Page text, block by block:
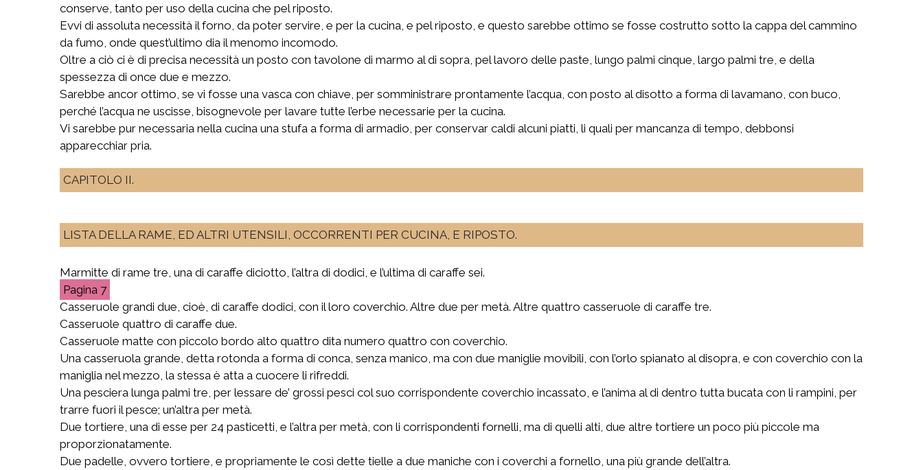
conserve, tanto per uso della cucina che pel riposto.
Evvi di assoluta necessità il forno, da poter servire, e per la cucina, e pel riposto, e questo sarebbe ottimo se fosse costrutto sotto la cappa del cammino
da fumo, onde quest’ultimo dia il menomo incomodo.
Oltre a ciò ci è di precisa necessità un posto con tavolone di marmo al di sopra, pel lavoro delle paste, lungo palmi cinque, largo palmi tre, e della
spessezza di once due e mezzo.
Sarebbe ancor ottimo, se vi fosse una vasca con chiave, per somministrare prontamente l’acqua, con posto al disotto a forma di lavamano, con buco,
perché l’acqua ne uscisse, bisognevole per lavare tutte l’erbe necessarie per la cucina.
Vi sarebbe pur necessaria nella cucina una stufa a forma di armadio, per conservar caldi alcuni piatti, li quali per mancanza di tempo, debbonsi
apparecchiar pria.
CAPITOLO II.
LISTA DELLA RAME, ED ALTRI UTENSILI, OCCORRENTI PER CUCINA, E RIPOSTO.
Marmitte di rame tre, una di caraffe diciotto, l’altra di dodici, e l’ultima di caraffe sei.
7
Casseruole grandi due, cioè, di caraffe dodici, con il loro coverchio. Altre due per metà. Altre quattro casseruole di caraffe tre.
Casseruole quattro di caraffe due.
Casseruole matte con piccolo bordo alto quattro dita numero quattro con coverchio.
Una casseruola grande, detta rotonda a forma di conca, senza manico, ma con due maniglie movibili, con l’orlo spianato al disopra, e con coverchio con la
maniglia nel mezzo, la stessa è atta a cuocere li rifreddi.
Una pesciera lunga palmi tre, per lessare de’ grossi pesci col suo corrispondente coverchio incassato, e l’anima al di dentro tutta bucata con li rampini, per
trarre fuori il pesce; un’altra per metà.
Due tortiere, una di esse per 24 pasticetti, e l’altra per metà, con li corrispondenti fornelli, ma di quelli alti, due altre tortiere un poco più piccole ma
proporzionatamente.
Due padelle, ovvero tortiere, e propriamente le così dette tielle a due maniche con i coverchi a fornello, una più grande dell’altra.